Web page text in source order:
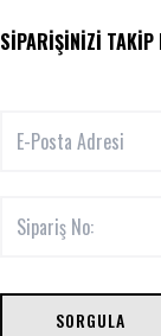
SIPARIŞINIZI TAKIP
SORGULA